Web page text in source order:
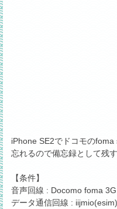
iPhone SE2でドコモのfoma
忘れるので備忘録として残す
【条件】
音声回線 : Docomo foma
データ通信回線 : iijmio(esim)